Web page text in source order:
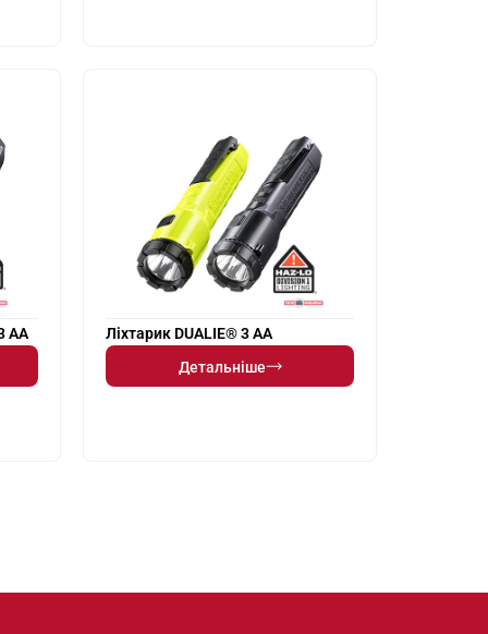
AA
Ліхтарик DUALIE® 3 AA
Детальніше